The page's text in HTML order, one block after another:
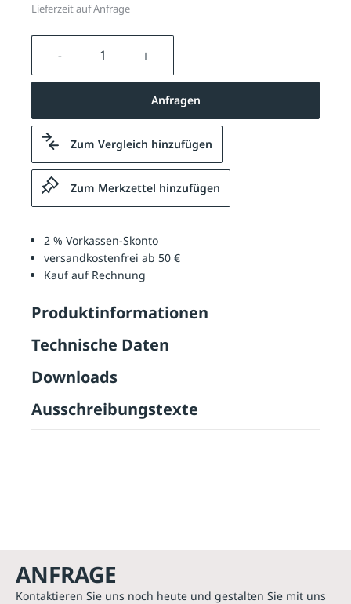
Lieferzeit auf Anfrage
Produkt Anzahl: Gib den
Anfragen
Zum Vergleich hinzufügen
Zum Merkzettel hinzufügen
2 % Vorkassen-Skonto
versandkostenfrei ab 50 €
Kauf auf Rechnung
Produktinformationen
Technische Daten
Downloads
Ausschreibungstexte
ANFRAGE
Kontaktieren Sie uns noch heute und gestalten Sie mit uns